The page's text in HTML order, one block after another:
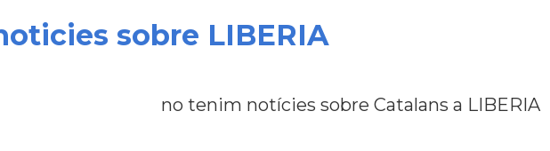
sobre LIBERIA
no tenim notícies sobre Catalans a LIBERIA